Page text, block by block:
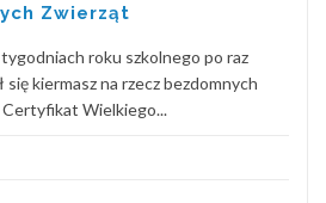
Zwierząt
roku szkolnego po raz
się kiermasz na rzecz bezdomnych
Wielkiego...